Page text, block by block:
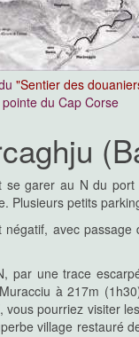
"Sentier des
du Cap Corse
se garer au N du
Plusieurs petits
avec
par une trace
à 217m
pourriez visiter
village restauré